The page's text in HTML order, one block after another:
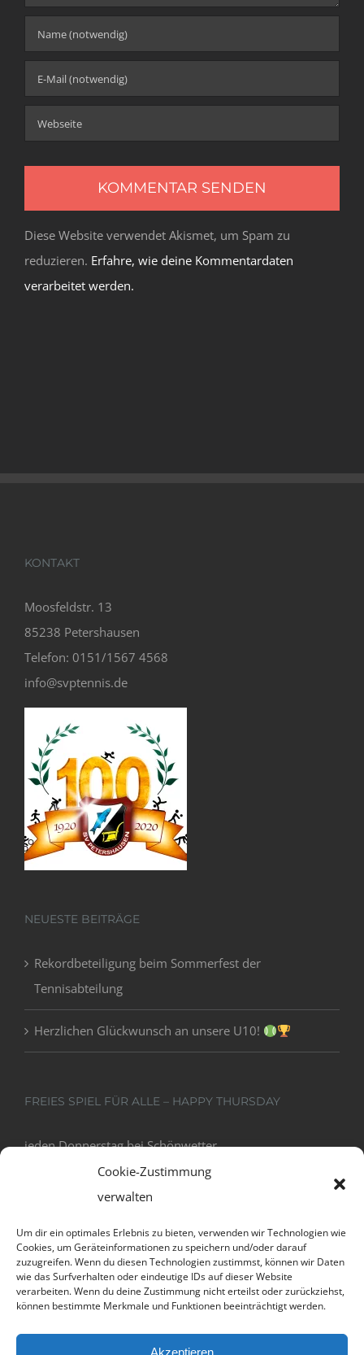
Cookie-Zustimmung
verwalten
Um dir ein optimales Erlebnis zu bieten, verwenden wir Technologien wie
Cookies, um Geräteinformationen zu speichern und/oder darauf
zuzugreifen. Wenn du diesen Technologien zustimmst, können wir Daten
wie das Surfverhalten oder eindeutige IDs auf dieser Website
verarbeiten. Wenn du deine Zustimmung nicht erteilst oder zurückziehst,
können bestimmte Merkmale und Funktionen beeinträchtigt werden.
Akzeptieren
Diese Website verwendet Akismet, um Spam zu
reduzieren. Erfahre, wie deine Kommentardaten
verarbeitet werden.
KONTAKT
Moosfeldstr. 13
85238 Petershausen
Telefon: 0151/1567 4568
info@svptennis.de
NEUESTE BEITRÄGE
Rekordbeteiligung beim Sommerfest der
Tennisabteilung
Herzlichen Glückwunsch an unsere U10!
FREIES SPIEL FÜR ALLE – HAPPY THURSDAY
jeden Donnerstag bei Schönwetter
18:00 - 20:00
Datenschutz und Cookies: Diese Website verwendet Cookies. Wenn du